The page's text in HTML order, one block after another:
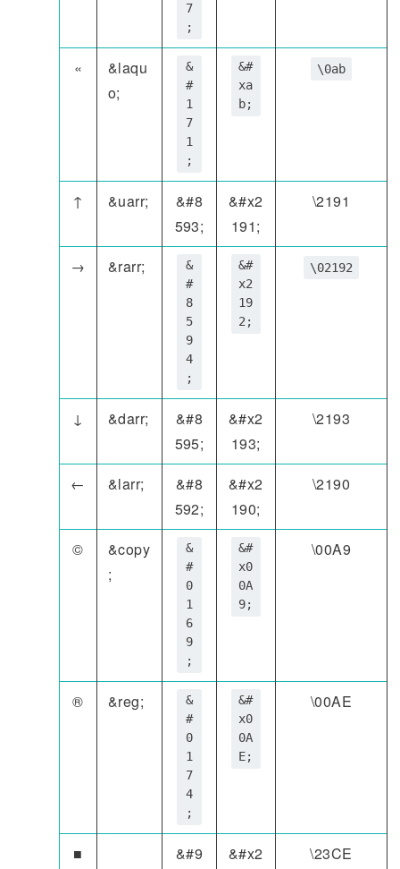
7
;
«
&laqu
o;
&
#
1
7
1
;
&#
xa
b;
\0ab
↑ &uarr;
&#8
593;
&#x2
191;
\2191
→ &rarr;
&
#
8
5
9
4
;
&#
x2
19
2;
\02192
↓ &darr;
&#8
595;
&#x2
193;
\2193
← &larr;
&#8
592;
&#x2
190;
\2190
©
&copy
;
&
#
0
1
6
9
;
&#
x0
0A
9;
\00A9
® &reg;
&
#
0
1
7
4
;
&#
x0
0A
E;
\00AE
■
&#9
&#x2
\23CE